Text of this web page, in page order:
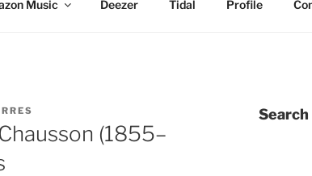
Music Deezer Tidal Profile
(1855–